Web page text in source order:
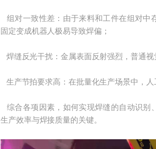
组对一致性差：由于来料和工件在组对中
固定变成机器人极易导致焊偏；
焊缝反光干扰：金属表面反射强烈，普通视
生产节拍要求高：在批量化生产场景中，
综合各项因素，如何实现焊缝的自动识别
生产效率与焊接质量的关键。